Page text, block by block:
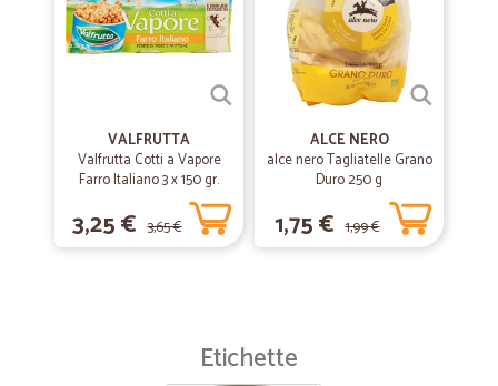
VALFRUTTA
Valfrutta Cotti a Vapore
Farro Italiano 3 x 150 gr.
3,25 € 3,65 €
ALCE NERO
alce nero Tagliatelle Grano
Duro 250 g
1,75 € 1,99 €
Etichette